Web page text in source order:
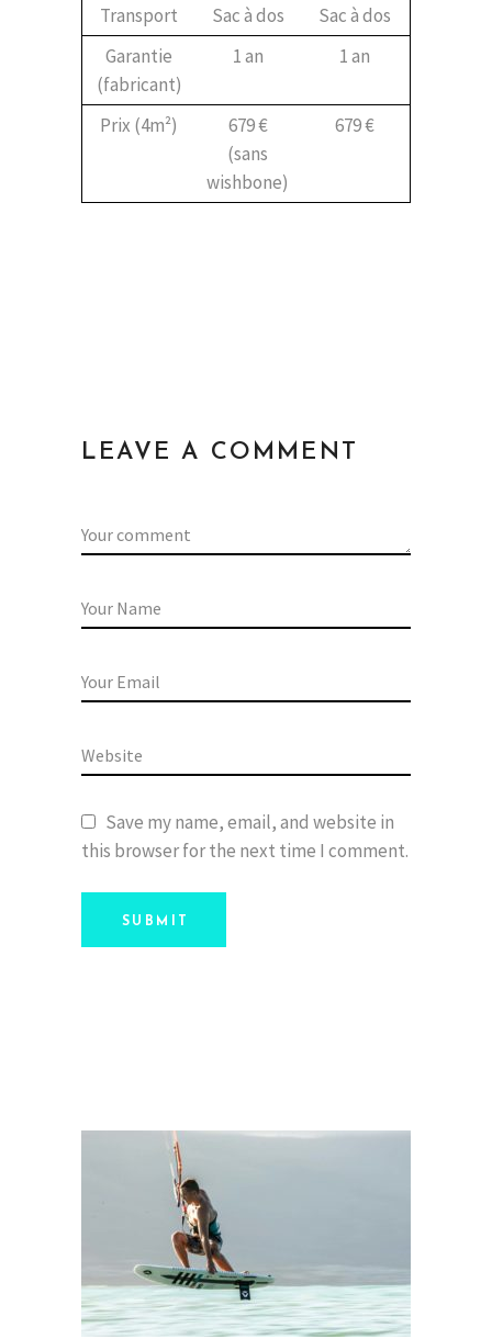
Transport
Sac à dos
Sac à dos
Garantie
(fabricant)
1 an 1 an
Prix (4m²)
679 €
(sans
wishbone)
679 €
LEAVE A COMMENT
Save my name, email, and website in
this browser for the next time I comment.
SUBMIT